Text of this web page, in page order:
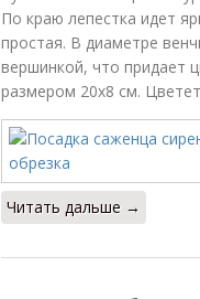
По краю лепестка идет
простая. В диаметре
вершинкой, что придает
размером 20х8 см.
Читать дальше →